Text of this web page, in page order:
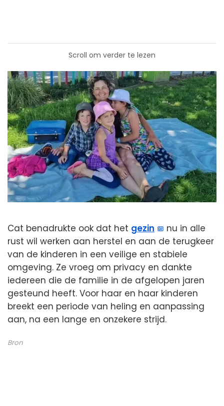
Scroll om verder te lezen
Cat benadrukte ook dat het gezin
nu in alle
rust wil werken aan herstel en aan de terugkeer
van de kinderen in een veilige en stabiele
omgeving. Ze vroeg om privacy en dankte
iedereen die de familie in de afgelopen jaren
gesteund heeft. Voor haar en haar kinderen
breekt een periode van heling en aanpassing
aan, na een lange en onzekere strijd.
Bron